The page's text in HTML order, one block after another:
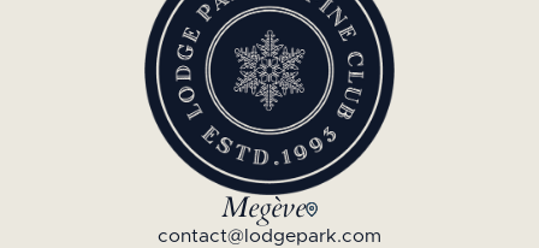
Megève
contact@lodgepark.com